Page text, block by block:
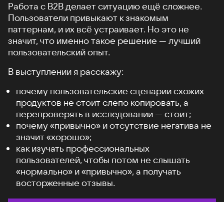
Работа с B2B делает ситуацию ещё сложнее.
Пользователи привыкают к знакомым
паттернам, и их всё устраивает. Но это не
значит, что именно такое решение — лучший
пользовательский опыт.
В выступлении я расскажу:
почему пользовательские сценарии схожих
продуктов не стоит слепо копировать, а
перепроверять в исследовании — стоит;
почему «привычно» и отсутствие негатива не
значит «хорошо»;
как изучать профессиональных
пользователей, чтобы потом не слышать
«нормально» и «привычно», а получать
восторженные отзывы.